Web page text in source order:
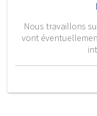
Nous travaillons
vont